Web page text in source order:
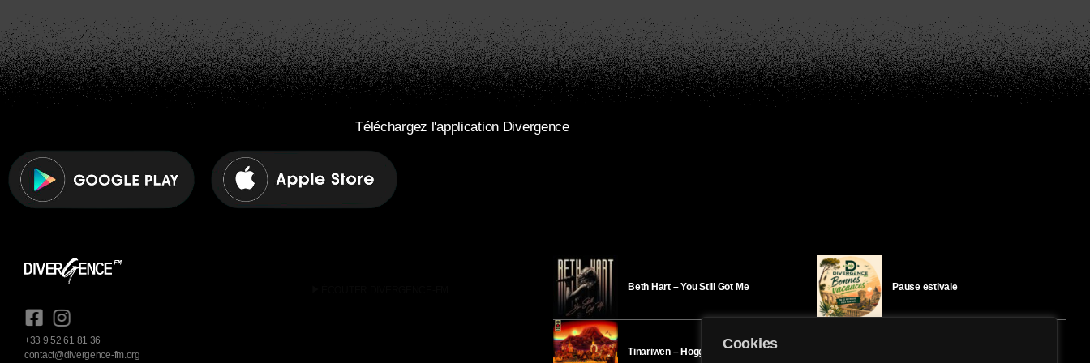
Cookies
Téléchargez l'application Divergence
+33 9 52 61 81 36
contact@divergence-fm.org
Beth Hart – You Still Got Me
Tinariwen – Hoggar
Pause estivale